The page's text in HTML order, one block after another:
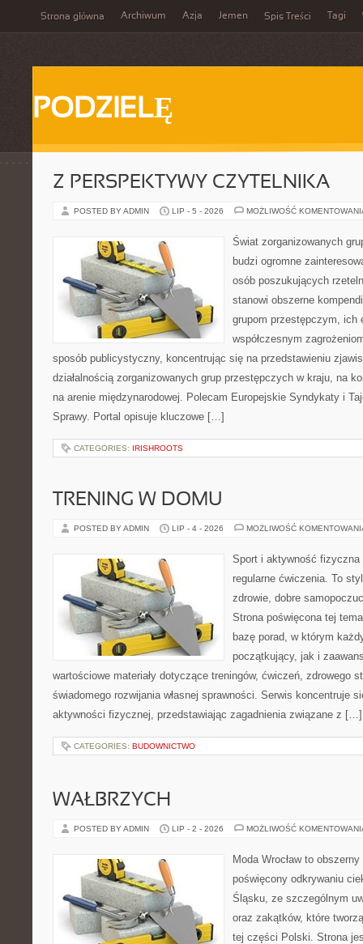
Strona główna Archiwum Azja Jemen Spis Treści Tagi
PODZIELĘ
Z PERSPEKTYWY CZYTELNIKA
POSTED BY ADMIN LIP - 5 - 2026 MOŻLIWOŚĆ
Świat zorganizowanych
budzi ogromne
osób poszukujących
stanowi obszerne
grupom przestępczym, ich
współczesnym
sposób publicystyczny, koncentrując się na przedstawieniu
działalnością zorganizowanych grup przestępczych w kraju, na
na arenie międzynarodowej. Polecam Europejskie Syndykaty i
Sprawy. Portal opisuje kluczowe […]
CATEGORIES: IRISHROOTS
TRENING W DOMU
POSTED BY ADMIN LIP - 4 - 2026 MOŻLIWOŚĆ
Sport i aktywność
regularne ćwiczenia. To
zdrowie, dobre
Strona poświęcona tej
bazę porad, w którym
początkujący, jak i
wartościowe materiały dotyczące treningów, ćwiczeń, zdrowego
świadomego rozwijania własnej sprawności. Serwis koncentruje
aktywności fizycznej, przedstawiając zagadnienia związane z […]
CATEGORIES: BUDOWNICTWO
WAŁBRZYCH
POSTED BY ADMIN LIP - 2 - 2026 MOŻLIWOŚĆ
Moda Wrocław to
poświęcony odkrywaniu
Śląsku, ze szczególnym
oraz zakątków, które
tej części Polski. Strona